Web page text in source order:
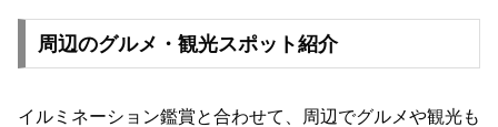
周辺のグルメ・観光スポット紹介
イルミネーション鑑賞と合わせて、周辺でグルメや観光も